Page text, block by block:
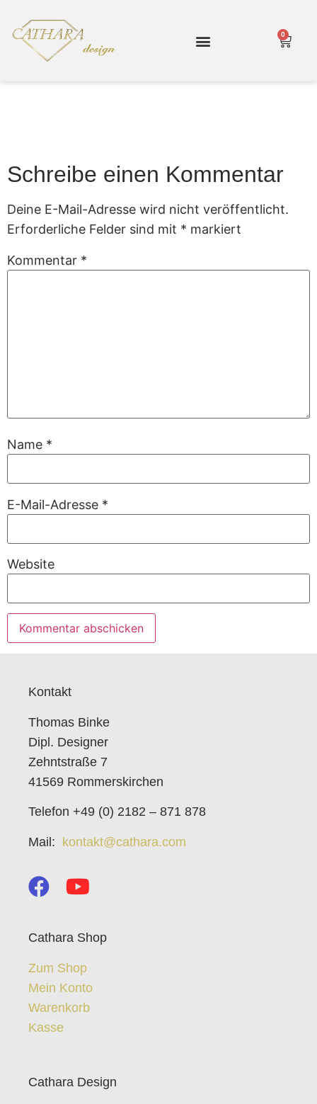
0
Schreibe einen Kommentar
Deine E-Mail-Adresse wird nicht veröffentlicht.
Erforderliche Felder sind mit * markiert
Kommentar *
Name *
E-Mail-Adresse *
Website
Kontakt
Thomas Binke
Dipl. Designer
Zehntstraße 7
41569 Rommerskirchen
Telefon +49 (0) 2182 – 871 878
Mail: kontakt@cathara.com
Cathara Shop
Zum Shop
Mein Konto
Warenkorb
Kasse
Cathara Design